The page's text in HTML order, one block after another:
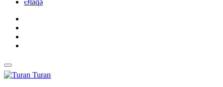
Əlaqə
Turan